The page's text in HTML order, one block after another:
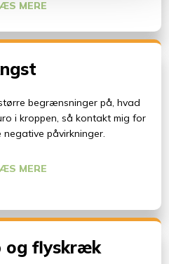
MERE​
begrænsninger på, hvad
i kroppen, så kontakt mig for
påvirkninger.
MERE​
og flyskræk